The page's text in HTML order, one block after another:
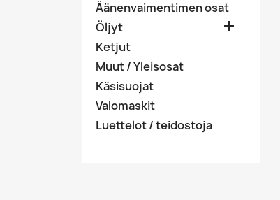
Äänenvaimentimen osat
Öljyt

Ketjut
Muut / Yleisosat
Käsisuojat
Valomaskit
Luettelot / teidostoja